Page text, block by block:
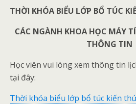
THỜI KHÓA BIỂU LỚP BỔ TÚC
CÁC NGÀNH KHOA HỌC MÁY
THÔNG TIN
Học viên vui lòng xem thông tin
tại đây:
Thời khóa biểu lớp bổ túc kiến